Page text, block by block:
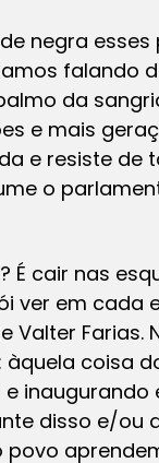
negra
da
e mais
e resiste
o
cair nas
ver em cada
Farias.
coisa
disso e/ou